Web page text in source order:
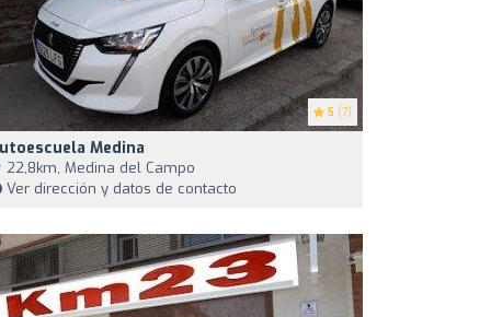
5 (7)
Medina
22,8km, Medina del Campo
Ver dirección y datos de contacto